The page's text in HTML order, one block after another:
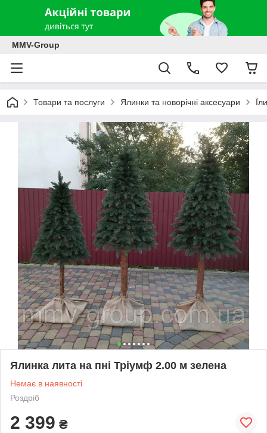
MMV-Group
Товари та послуги Ялинки та новорічні аксесуари
Ялинка лита на пні Тріумф 2.00 м зелена
Немає в наявності
Роздріб
2 399 ₴